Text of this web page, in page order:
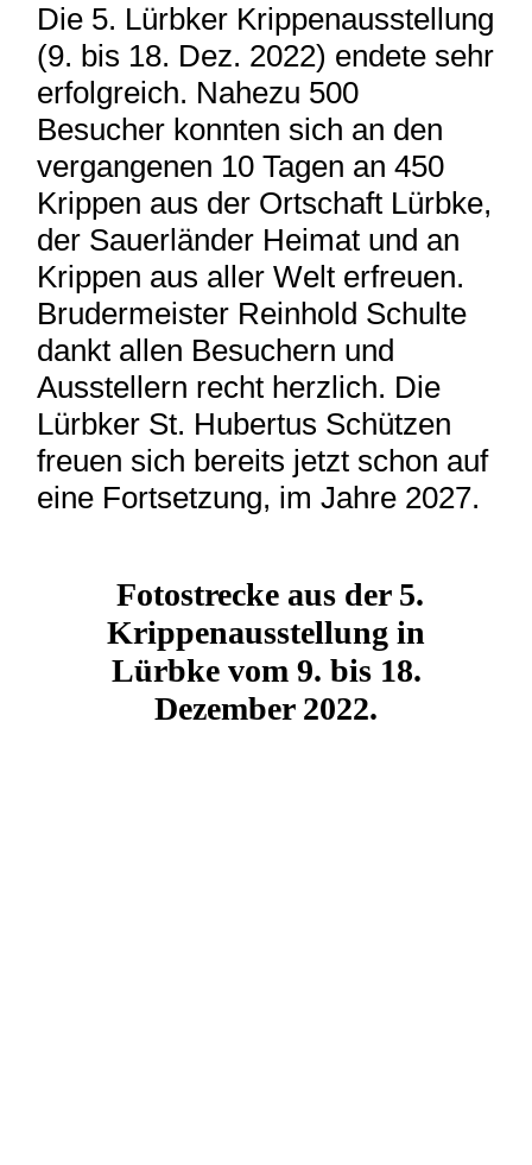
Die 5. Lürbker Krippenausstellung
(9. bis 18. Dez. 2022) endete sehr
erfolgreich. Nahezu 500
Besucher konnten sich an den
vergangenen 10 Tagen an 450
Krippen aus der Ortschaft Lürbke,
der Sauerländer Heimat und an
Krippen aus aller Welt erfreuen.
Brudermeister Reinhold Schulte
dankt allen Besuchern und
Ausstellern recht herzlich. Die
Lürbker St. Hubertus Schützen
freuen sich bereits jetzt schon auf
eine Fortsetzung, im Jahre 2027.
Fotostrecke aus der 5.
Krippenausstellung in
Lürbke vom 9. bis 18.
Dezember 2022.